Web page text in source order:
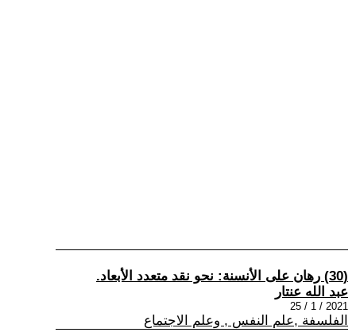
(30) رهان على الأنسنة: نحو نقد متعدد الأبعاد.
عبد الله عنتار
2021 / 1 / 25
الفلسفة ,علم النفس , وعلم الاجتماع